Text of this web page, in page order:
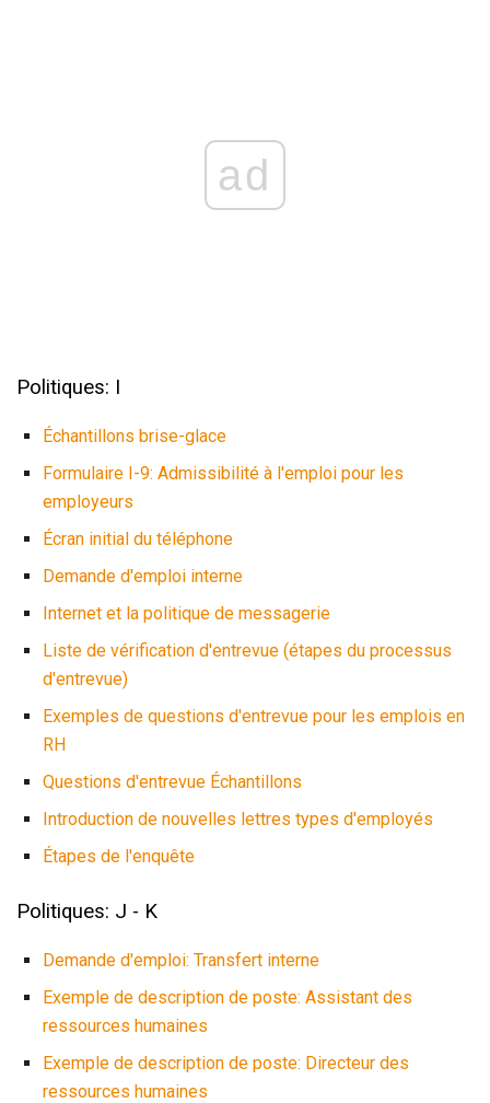
ad
Politiques: I
Échantillons brise-glace
Formulaire I-9: Admissibilité à l'emploi pour les
employeurs
Écran initial du téléphone
Demande d'emploi interne
Internet et la politique de messagerie
Liste de vérification d'entrevue (étapes du processus
d'entrevue)
Exemples de questions d'entrevue pour les emplois en
RH
Questions d'entrevue Échantillons
Introduction de nouvelles lettres types d'employés
Étapes de l'enquête
Politiques: J - K
Demande d'emploi: Transfert interne
Exemple de description de poste: Assistant des
ressources humaines
Exemple de description de poste: Directeur des
ressources humaines